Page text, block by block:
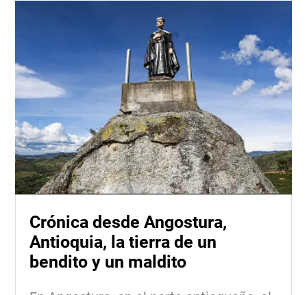
Crónica desde Angostura,
Antioquia, la tierra de un
bendito y un maldito